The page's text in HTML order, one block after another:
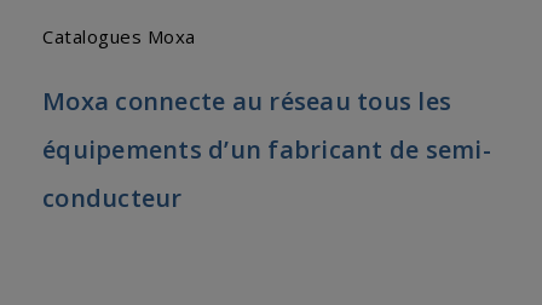
Catalogues Moxa
Moxa connecte au réseau tous les
équipements d’un fabricant de semi-
conducteur